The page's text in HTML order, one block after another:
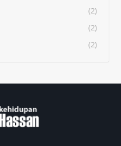
(2)
(2)
(2)